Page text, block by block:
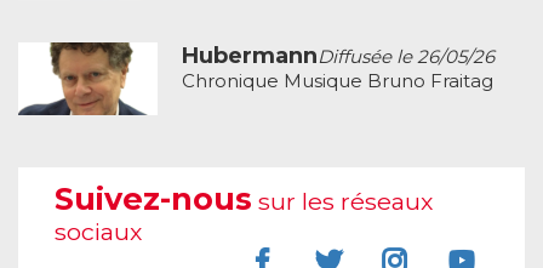
HubermannDiffusée le 26/05/26
Chronique Musique Bruno Fraitag
Suivez-nous sur les réseaux
sociaux